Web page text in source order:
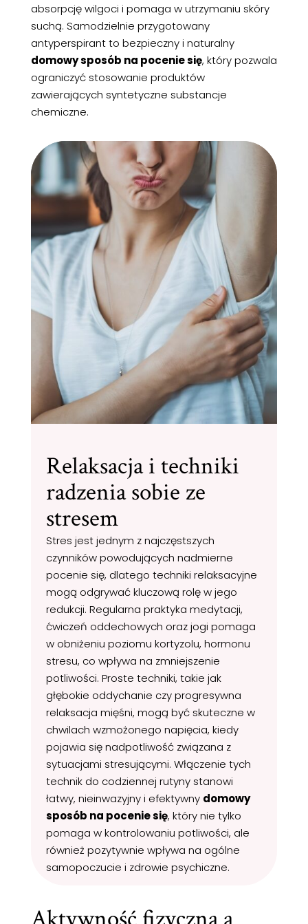
absorpcję wilgoci i pomaga w utrzymaniu skóry
suchą. Samodzielnie przygotowany
antyperspirant to bezpieczny i naturalny
domowy sposób na pocenie się, który pozwala
ograniczyć stosowanie produktów
zawierających syntetyczne substancje
chemiczne.
Relaksacja i techniki
radzenia sobie ze
stresem
Stres jest jednym z najczęstszych
czynników powodujących nadmierne
pocenie się, dlatego techniki relaksacyjne
mogą odgrywać kluczową rolę w jego
redukcji. Regularna praktyka medytacji,
ćwiczeń oddechowych oraz jogi pomaga
w obniżeniu poziomu kortyzolu, hormonu
stresu, co wpływa na zmniejszenie
potliwości. Proste techniki, takie jak
głębokie oddychanie czy progresywna
relaksacja mięśni, mogą być skuteczne w
chwilach wzmożonego napięcia, kiedy
pojawia się nadpotliwość związana z
sytuacjami stresującymi. Włączenie tych
technik do codziennej rutyny stanowi
łatwy, nieinwazyjny i efektywny domowy
sposób na pocenie się, który nie tylko
pomaga w kontrolowaniu potliwości, ale
również pozytywnie wpływa na ogólne
samopoczucie i zdrowie psychiczne.